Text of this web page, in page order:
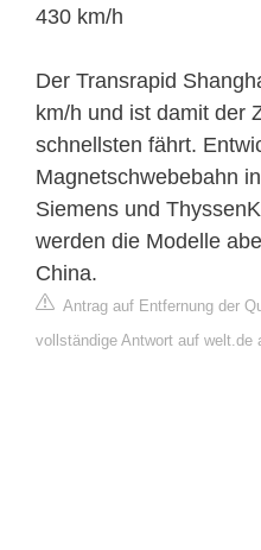
430 km/h
Der Transrapid
km/h und ist damit der
schnellsten fährt.
Magnetschwebebahn
Siemens und
werden die Modelle
China.
Antrag auf Entfernung der
vollständige Antwort auf welt.de